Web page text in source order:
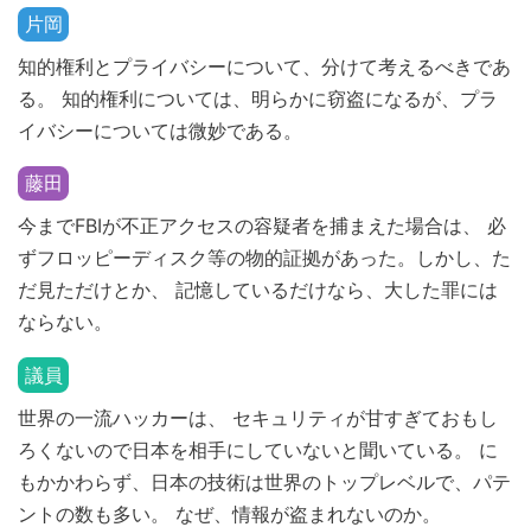
片岡
知的権利とプライバシーについて、分けて考えるべきであ
る。 知的権利については、明らかに窃盗になるが、プラ
イバシーについては微妙である。
藤田
今までFBIが不正アクセスの容疑者を捕まえた場合は、 必
ずフロッピーディスク等の物的証拠があった。しかし、た
だ見ただけとか、 記憶しているだけなら、大した罪には
ならない。
議員
世界の一流ハッカーは、 セキュリティが甘すぎておもし
ろくないので日本を相手にしていないと聞いている。 に
もかかわらず、日本の技術は世界のトップレベルで、パテ
ントの数も多い。 なぜ、情報が盗まれないのか。